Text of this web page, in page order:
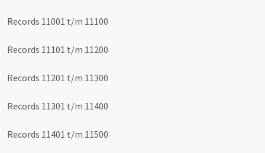
Records 11001 t/m 11100
Records 11101 t/m 11200
Records 11201 t/m 11300
Records 11301 t/m 11400
Records 11401 t/m 11500